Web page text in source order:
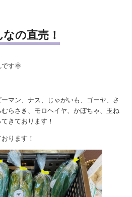
の直売！
す🌞
マン、ナス、じゃがいも、ゴーヤ、さ
らさき、モロヘイヤ、かぼちゃ、玉ね
きております！
ります！